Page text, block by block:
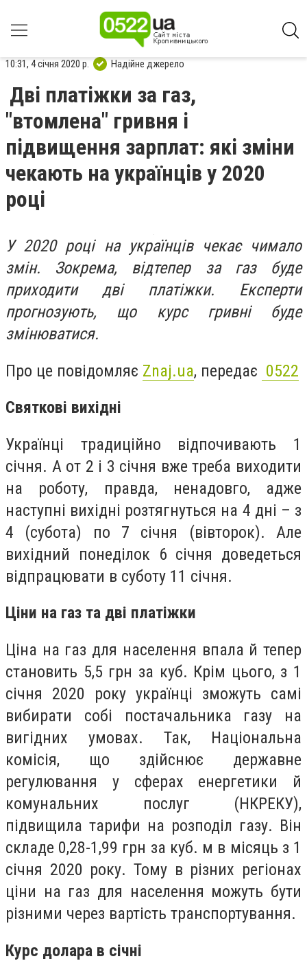
10:31, 4 січня 2020 р. Надійне джерело
Дві платіжки за газ,
"втомлена" гривня і
підвищення зарплат: які зміни
чекають на українців у 2020
році
У 2020 році на українців чекає чимало
змін. Зокрема, відтепер за газ буде
приходити дві платіжки. Експерти
прогнозують, що курс гривні буде
змінюватися.
Про це повідомляє Znaj.ua, передає 0522
Святкові вихідні
Українці традиційно відпочивають 1
січня. А от 2 і 3 січня вже треба виходити
на роботу, правда, ненадовго, адже
наступні вихідні розтягнуться на 4 дні – з
4 (субота) по 7 січня (вівторок). Але
вихідний понеділок 6 січня доведеться
відпрацювати в суботу 11 січня.
Ціни на газ та дві платіжки
Ціна на газ для населення впала й тепер
становить 5,5 грн за куб. Крім цього, з 1
січня 2020 року українці зможуть самі
вибирати собі постачальника газу на
вигідних умовах. Так, Національна
комісія, що здійснює державне
регулювання у сферах енергетики й
комунальних послуг (НКРЕКУ),
підвищила тарифи на розподіл газу. Він
складе 0,28-1,99 грн за куб. м в місяць з 1
січня 2020 року. Тому в різних регіонах
ціни на газ для населення можуть бути
різними через вартість транспортування.
Курс долара в січні